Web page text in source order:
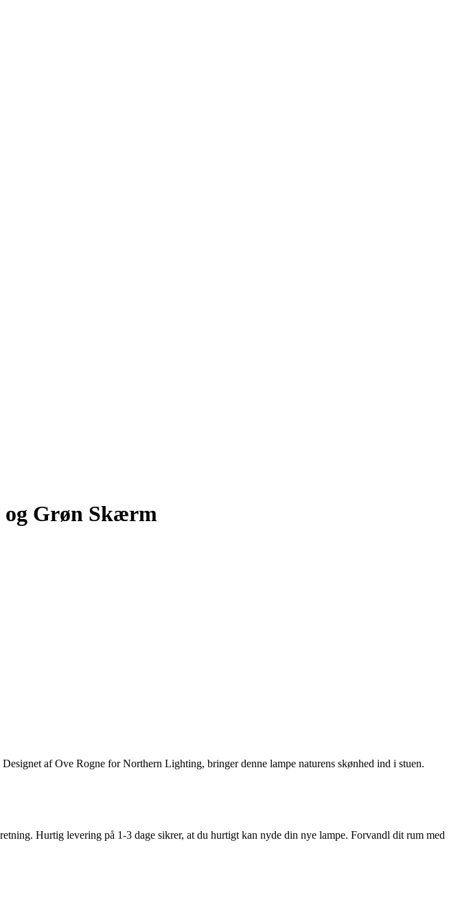
og Grøn Skærm
af Ove Rogne for Northern Lighting, bringer denne lampe naturens skønhed ind i stuen.
Hurtig levering på 1-3 dage sikrer, at du hurtigt kan nyde din nye lampe. Forvandl dit rum med